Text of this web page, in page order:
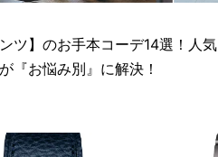
ンツ】のお手本コーデ14選！人気
『お悩み別』に解決！